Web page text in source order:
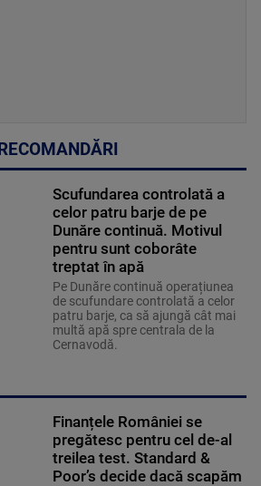
RECOMANDĂRI
Scufundarea controlată a
celor patru barje de pe
Dunăre continuă. Motivul
pentru sunt coborâte
treptat în apă
Pe Dunăre continuă operațiunea
de scufundare controlată a celor
patru barje, ca să ajungă cât mai
multă apă spre centrala de la
Cernavodă.
Finanțele României se
pregătesc pentru cel de-al
treilea test. Standard &
Poor’s decide dacă scapăm